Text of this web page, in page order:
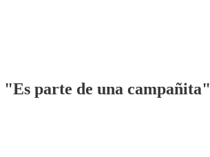
"Es parte de una campañita"